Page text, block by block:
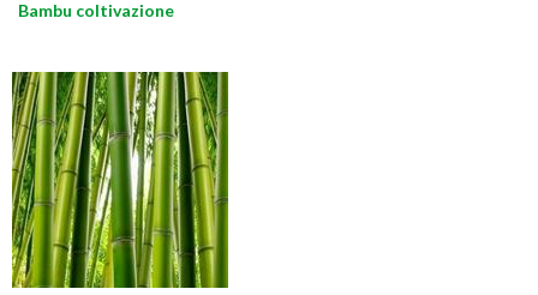
Bambu coltivazione